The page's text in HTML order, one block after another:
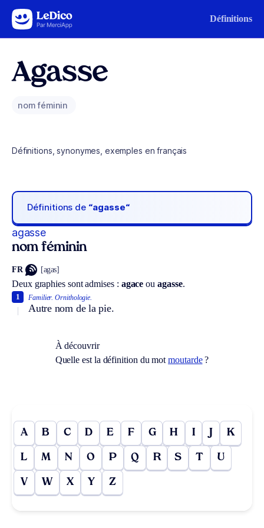
Aller au contenu Définitions
Agasse
nom féminin
Définitions, synonymes, exemples en français
Définitions de “agasse“
agasse
nom féminin
FR [agas]
Deux graphies sont admises : agace ou agasse.
Familier. Ornithologie.
Autre nom de la pie.
1
À découvrir
Quelle est la définition du motmoutarde?
A B C D E F G H I J K
L M N O P Q R S T U
V W X Y Z